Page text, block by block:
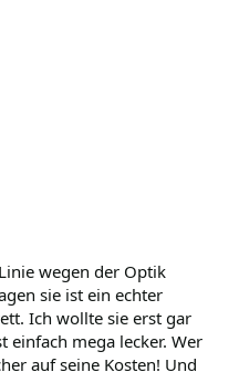
wegen der Optik
sie ist ein echter
Ich wollte sie erst gar
einfach mega lecker. Wer
auf seine Kosten! Und